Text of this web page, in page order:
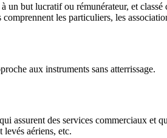
un but lucratif ou rémunérateur, et
les particuliers, les
aux instruments sans atterrissage.
assurent des services commerciaux et
levés aériens, etc.